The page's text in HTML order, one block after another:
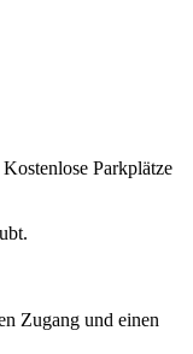
Parkplätze
Zugang und einen